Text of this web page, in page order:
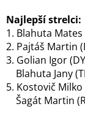
Najlepší strelci:
1. Blahuta Mates
2. Pajtáš Martin
3. Golian Igor
Blahuta Jany
5. Kostovič Milko
Šagát Martin